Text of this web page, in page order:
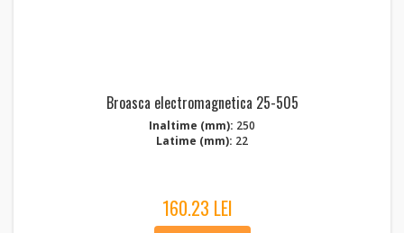
Broasca electromagnetica 25-505
Inaltime (mm): 250
Latime (mm): 22
160.23 LEI